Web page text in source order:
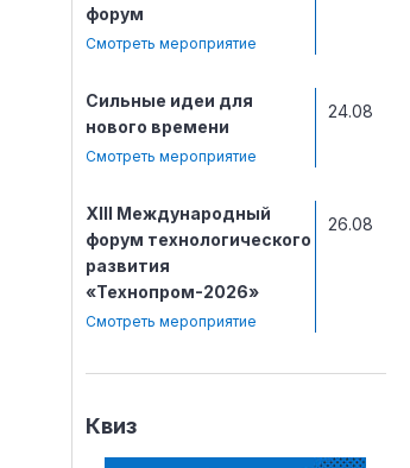
форум
Смотреть мероприятие
Сильные идеи для
нового времени
Смотреть мероприятие
24.08
ХIII Международный
форум технологического
развития
«Технопром-2026»
Смотреть мероприятие
26.08
Квиз